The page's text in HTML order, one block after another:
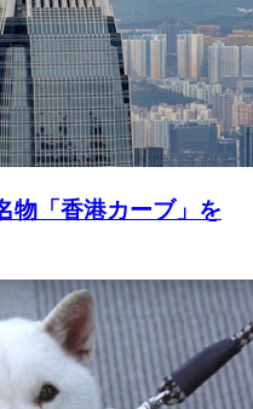
物「香港カーブ」を